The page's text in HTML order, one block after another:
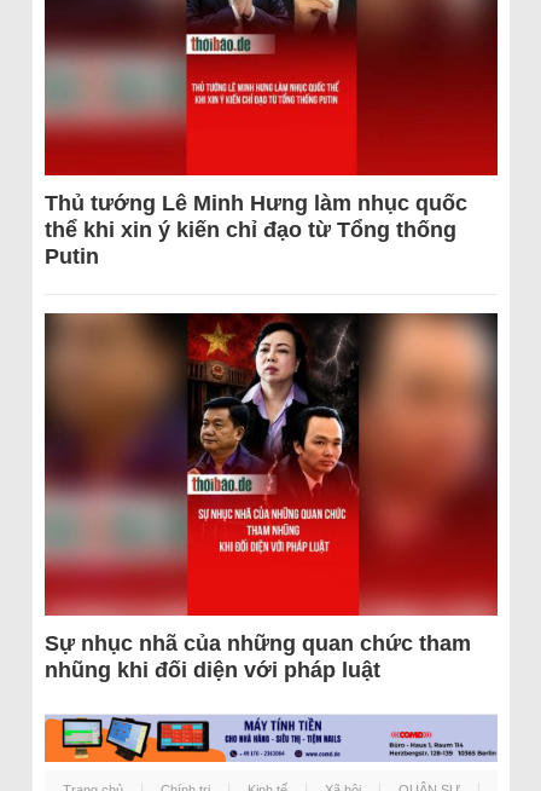
Thủ tướng Lê Minh Hưng làm nhục quốc
thể khi xin ý kiến chỉ đạo từ Tổng thống
Putin
Sự nhục nhã của những quan chức tham
nhũng khi đối diện với pháp luật